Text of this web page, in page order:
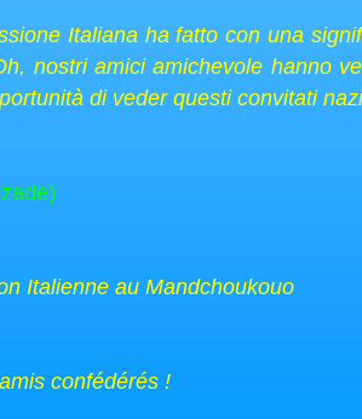
Italiana ha fatto con una
nostri amici amichevole hanno
di veder questi convitati
Italienne au Mandchoukouo
confédérés !